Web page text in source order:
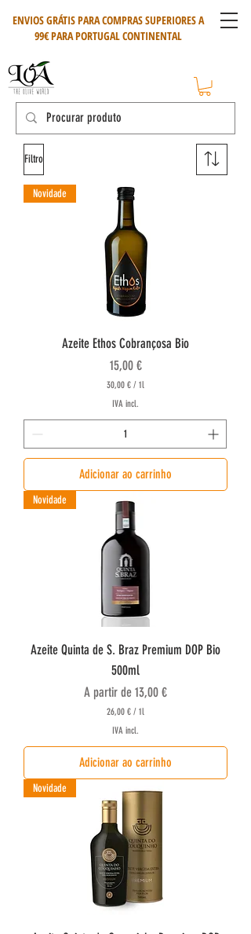
ENVIOS GRÁTIS PARA COMPRAS SUPERIORES A
99€ PARA PORTUGAL CONTINENTAL
Filtro
Novidade
Azeite Ethos Cobrançosa Bio
Preço
15,00 €
30,00 € / 1l
3
0
,
0
0
€
o
1
t
r
o
IVA incl.
Adicionar ao carrinho
Novidade
Azeite Quinta de S. Braz Premium DOP Bio
500ml
A partir de 13,00 €
Preço promocional
26,00 € / 1l
2
6
,
0
€
r
r
IVA incl.
Adicionar ao carrinho
Novidade